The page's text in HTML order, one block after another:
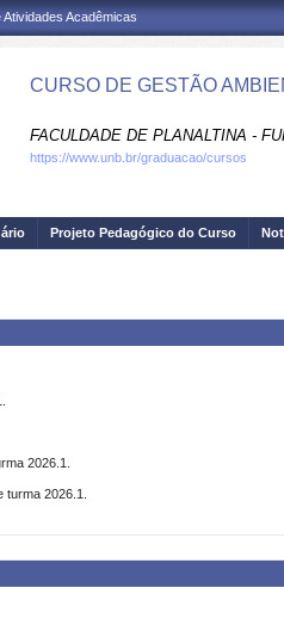
Acadêmicas
CURSO DE GESTÃO
FACULDADE DE PLANALTINA -
https://www.unb.br/graduacao/cursos
Projeto Pedagógico do Curso
2026.1.
2026.1.